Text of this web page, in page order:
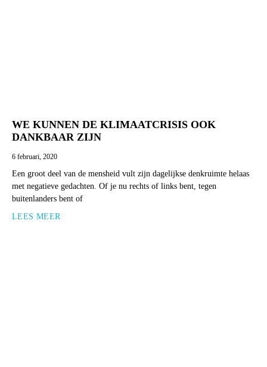
WE KUNNEN DE KLIMAATCRISIS OOK
DANKBAAR ZIJN
6 februari, 2020
Een groot deel van de mensheid vult zijn dagelijkse denkruimte helaas
met negatieve gedachten. Of je nu rechts of links bent, tegen
buitenlanders bent of
LEES MEER